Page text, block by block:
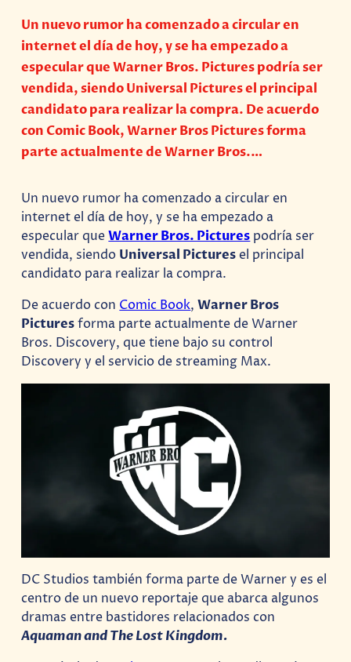
Un nuevo rumor ha comenzado a circular en
internet el día de hoy, y se ha empezado a
especular que Warner Bros. Pictures podría ser
vendida, siendo Universal Pictures el principal
candidato para realizar la compra. De acuerdo
con Comic Book, Warner Bros Pictures forma
parte actualmente de Warner Bros.…
Un nuevo rumor ha comenzado a circular en
internet el día de hoy, y se ha empezado a
especular queWarner Bros. Pictures podría ser
vendida, siendo Universal Picturesel principal
candidato para realizar la compra.
De acuerdo con Comic Book,Warner Bros
Picturesforma parte actualmente de Warner
Bros. Discovery, que tiene bajo su control
Discovery y el servicio de streaming Max.
DC Studios también forma parte de Warner y es el
centro de un nuevo reportaje que abarca algunos
dramas entre bastidores relacionados con
Aquaman and The Lost Kingdom.